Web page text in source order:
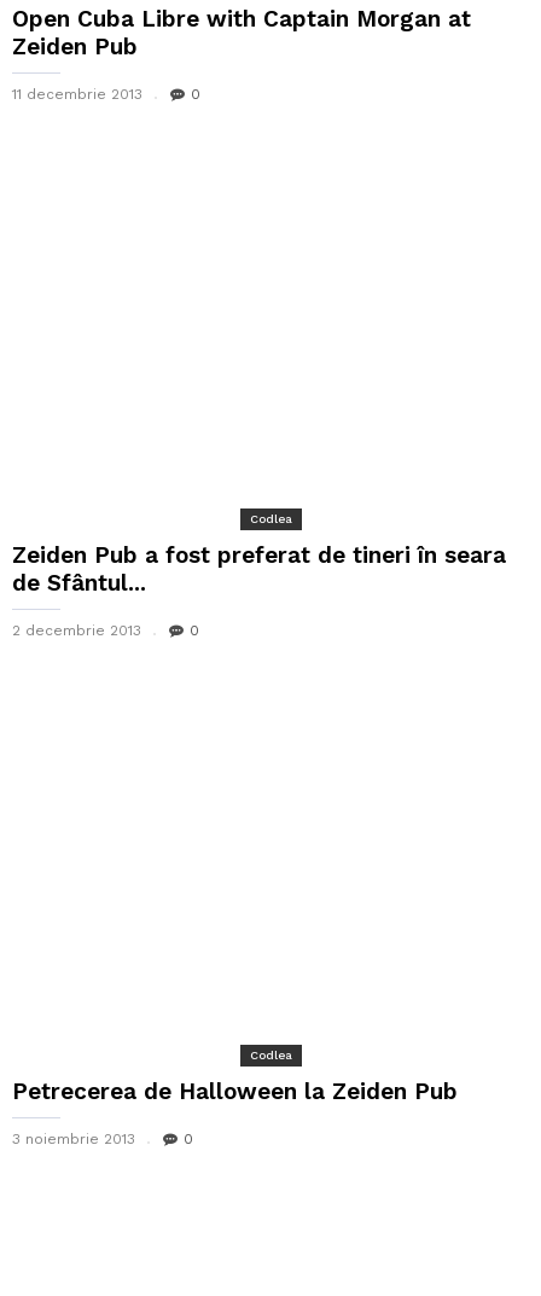
Open Cuba Libre with Captain Morgan at
Zeiden Pub
11 decembrie 2013 0
Codlea
Zeiden Pub a fost preferat de tineri în seara
de Sfântul...
2 decembrie 2013 0
Codlea
Petrecerea de Halloween la Zeiden Pub
3 noiembrie 2013 0